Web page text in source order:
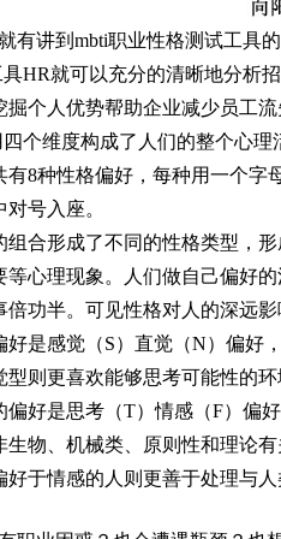
有讲到mbti职业性格测试工具
HR就可以充分的清晰地分析
个人优势帮助企业减少员工流
个维度构成了人们的整个心
8种性格偏好，每种用一个
号入座。
组合形成了不同的性格类型，
等心理现象。人们做自己偏好
功半。可见性格对人的深远
好是感觉（S）直觉（N）偏好
则更喜欢能够思考可能性的环
偏好是思考（T）情感（F）偏
生物、机械类、原则性和理论
于情感的人则更善于处理与